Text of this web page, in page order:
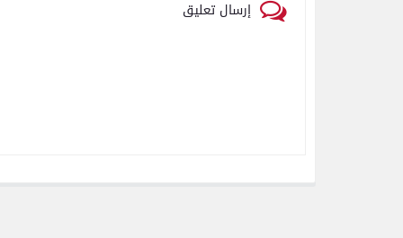
إرسال تعليق رياضة